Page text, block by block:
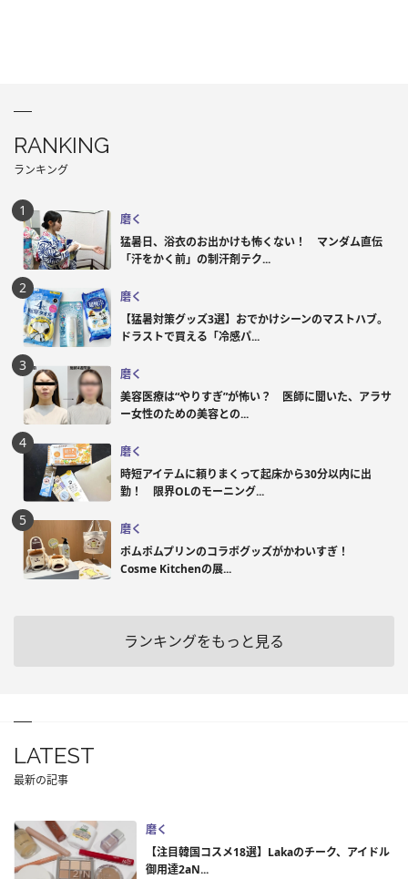
RANKING
ランキング
磨く
猛暑日、浴衣のお出かけも怖くない！ マンダム直伝
「汗をかく前」の制汗剤テク...
磨く
【猛暑対策グッズ3選】おでかけシーンのマストハブ。
ドラストで買える「冷感パ...
磨く
美容医療は“やりすぎ”が怖い？ 医師に聞いた、アラサ
ー女性のための美容との...
磨く
時短アイテムに頼りまくって起床から30分以内に出
勤！ 限界OLのモーニング...
磨く
ポムポムプリンのコラボグッズがかわいすぎ！
Cosme Kitchenの展...
ランキングをもっと見る
LATEST
最新の記事
磨く
【注目韓国コスメ18選】Lakaのチーク、アイドル
御用達2aN...